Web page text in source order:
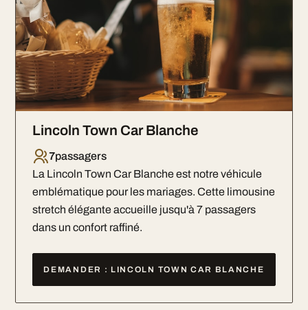
Lincoln Town Car Blanche
7passagers
La Lincoln Town Car Blanche est notre véhicule
emblématique pour les mariages. Cette limousine
stretch élégante accueille jusqu'à 7 passagers
dans un confort raffiné.
DEMANDER : LINCOLN TOWN CAR BLANCHE